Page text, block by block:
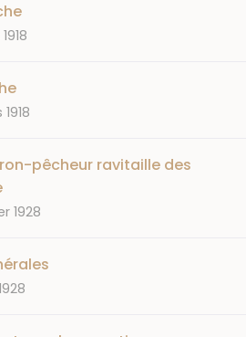
pêcheur ravitaille des
1928